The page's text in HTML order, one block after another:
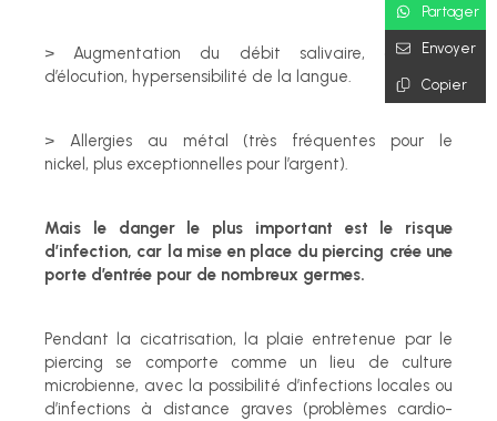
> Augmentation du débit salivaire, difficulté
d’élocution, hypersensibilité de la langue.
> Allergies au métal (très fréquentes pour le
nickel, plus exceptionnelles pour l’argent).
Mais le danger le plus important est le risque
d’infection, car la mise en place du piercing crée une
porte d’entrée pour de nombreux germes.
Pendant la cicatrisation, la plaie entretenue par le
piercing se comporte comme un lieu de culture
microbienne, avec la possibilité d’infections locales ou
d’infections à distance graves (problèmes cardio-
Partager
Envoyer
Copier